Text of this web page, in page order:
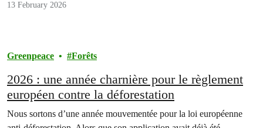
13 February 2026
Greenpeace Forêts
2026 : une année charnière pour le règlement
européen contre la déforestation
Nous sortons d’une année mouvementée pour la loi européenne